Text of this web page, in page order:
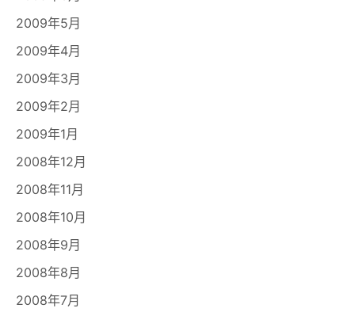
2009年5月
2009年4月
2009年3月
2009年2月
2009年1月
2008年12月
2008年11月
2008年10月
2008年9月
2008年8月
2008年7月